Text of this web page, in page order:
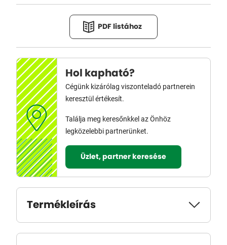
PDF listához
Hol kapható?
Cégünk kizárólag viszonteladó partnerein
keresztül értékesít.
Találja meg keresőnkkel az Önhöz
legközelebbi partnerünket.
Üzlet, partner keresése
Termékleírás